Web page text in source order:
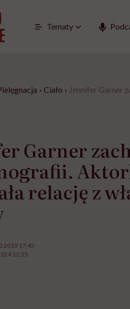
Tematy
› Ciało › Jennifer Garner
Garner
relację z
17:45
13:35